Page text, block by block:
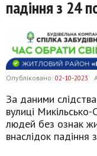
падіння з 24
Опубліковано: 02-10-2023
За даними
вулиці
людей без ознак
внаслідок падіння